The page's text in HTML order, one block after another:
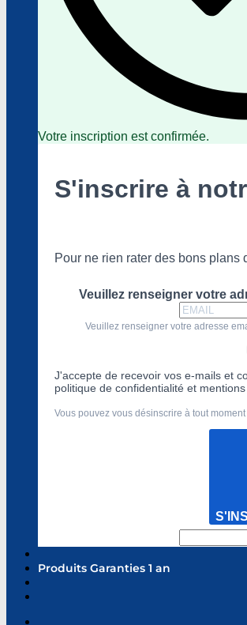
Votre inscription est confirmée.
S'inscrire à
Pour ne rien rater des bons plans
Veuillez renseigner votre
Veuillez renseigner votre adresse
J'accepte de recevoir vos e-mails et
politique de confidentialité et mentions
Vous pouvez vous désinscrire à tout
Produits Garanties 1 an